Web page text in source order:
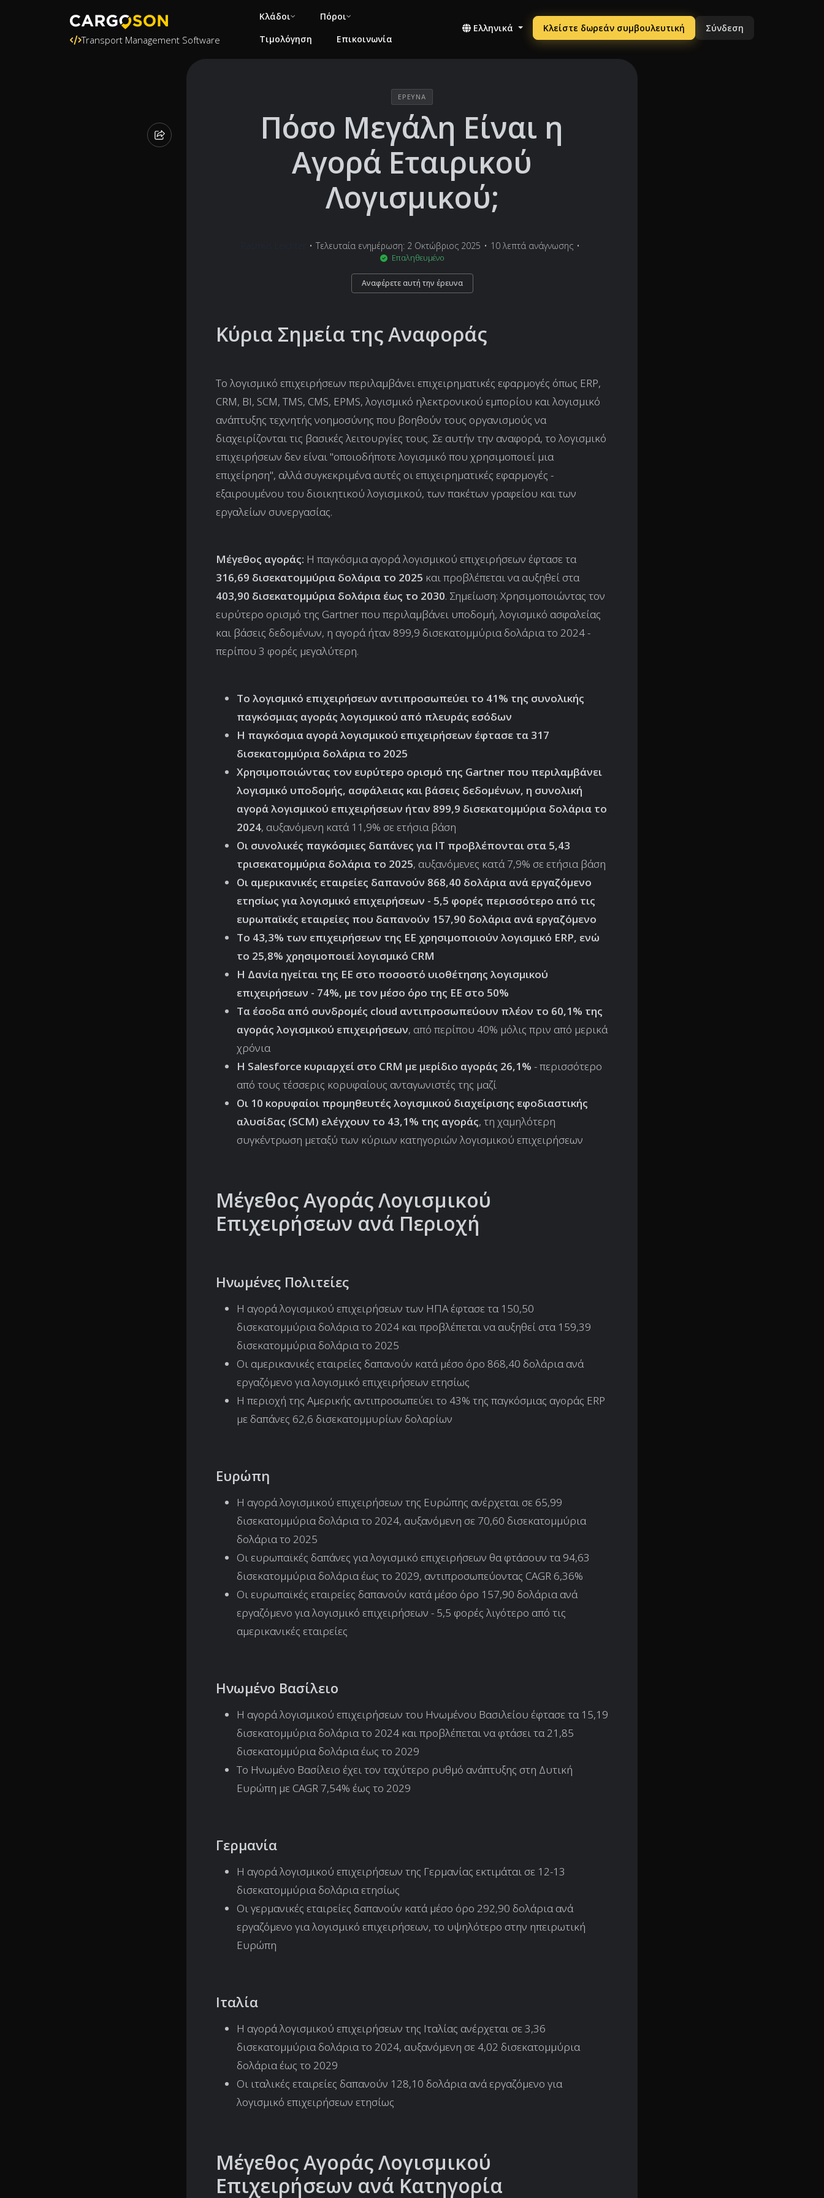
Transport Management Software
Κλάδοι
Πόροι
Τιμολόγηση
Επικοινωνία
Ελληνικά Κλείστε δωρεάν συμβουλευτική Σύνδεση
ΈΡΕΥΝΑ
Πόσο Μεγάλη Είναι η
Αγορά Εταιρικού
Λογισμικού;
• Τελευταία ενημέρωση: 2 Οκτώβριος 2025 • 10 λεπτά ανάγνωσης •
Επαληθευμένο
Αναφέρετε αυτή την έρευνα
Κύρια Σημεία της Αναφοράς
Το λογισμικό επιχειρήσεων περιλαμβάνει επιχειρηματικές εφαρμογές όπως ERP,
CRM, BI, SCM, TMS, CMS, EPMS, λογισμικό ηλεκτρονικού εμπορίου και λογισμικό
ανάπτυξης τεχνητής νοημοσύνης που βοηθούν τους οργανισμούς να
διαχειρίζονται τις βασικές λειτουργίες τους. Σε αυτήν την αναφορά, το λογισμικό
επιχειρήσεων δεν είναι "οποιοδήποτε λογισμικό που χρησιμοποιεί μια
επιχείρηση", αλλά συγκεκριμένα αυτές οι επιχειρηματικές εφαρμογές -
εξαιρουμένου του διοικητικού λογισμικού, των πακέτων γραφείου και των
εργαλείων συνεργασίας.
Μέγεθος αγοράς: Η παγκόσμια αγορά λογισμικού επιχειρήσεων έφτασε τα
316,69 δισεκατομμύρια δολάρια το 2025 και προβλέπεται να αυξηθεί στα
403,90 δισεκατομμύρια δολάρια έως το 2030. Σημείωση: Χρησιμοποιώντας τον
ευρύτερο ορισμό της Gartner που περιλαμβάνει υποδομή, λογισμικό ασφαλείας
και βάσεις δεδομένων, η αγορά ήταν 899,9 δισεκατομμύρια δολάρια το 2024 -
περίπου 3 φορές μεγαλύτερη.
Το λογισμικό επιχειρήσεων αντιπροσωπεύει το 41% της συνολικής
παγκόσμιας αγοράς λογισμικού από πλευράς εσόδων
Η παγκόσμια αγορά λογισμικού επιχειρήσεων έφτασε τα 317
δισεκατομμύρια δολάρια το 2025
Χρησιμοποιώντας τον ευρύτερο ορισμό της Gartner που περιλαμβάνει
λογισμικό υποδομής, ασφάλειας και βάσεις δεδομένων, η συνολική
αγορά λογισμικού επιχειρήσεων ήταν 899,9 δισεκατομμύρια δολάρια το
2024, αυξανόμενη κατά 11,9% σε ετήσια βάση
Οι συνολικές παγκόσμιες δαπάνες για IT προβλέπονται στα 5,43
τρισεκατομμύρια δολάρια το 2025, αυξανόμενες κατά 7,9% σε ετήσια βάση
Οι αμερικανικές εταιρείες δαπανούν 868,40 δολάρια ανά εργαζόμενο
ετησίως για λογισμικό επιχειρήσεων - 5,5 φορές περισσότερο από τις
ευρωπαϊκές εταιρείες που δαπανούν 157,90 δολάρια ανά εργαζόμενο
Το 43,3% των επιχειρήσεων της ΕΕ χρησιμοποιούν λογισμικό ERP, ενώ
το 25,8% χρησιμοποιεί λογισμικό CRM
Η Δανία ηγείται της ΕΕ στο ποσοστό υιοθέτησης λογισμικού
επιχειρήσεων - 74%, με τον μέσο όρο της ΕΕ στο 50%
Τα έσοδα από συνδρομές cloud αντιπροσωπεύουν πλέον το 60,1% της
αγοράς λογισμικού επιχειρήσεων, από περίπου 40% μόλις πριν από μερικά
χρόνια
Η Salesforce κυριαρχεί στο CRM με μερίδιο αγοράς 26,1% - περισσότερο
από τους τέσσερις κορυφαίους ανταγωνιστές της μαζί
Οι 10 κορυφαίοι προμηθευτές λογισμικού διαχείρισης εφοδιαστικής
αλυσίδας (SCM) ελέγχουν το 43,1% της αγοράς, τη χαμηλότερη
συγκέντρωση μεταξύ των κύριων κατηγοριών λογισμικού επιχειρήσεων
Μέγεθος Αγοράς Λογισμικού
Επιχειρήσεων ανά Περιοχή
Ηνωμένες Πολιτείες
Η αγορά λογισμικού επιχειρήσεων των ΗΠΑ έφτασε τα 150,50
δισεκατομμύρια δολάρια το 2024 και προβλέπεται να αυξηθεί στα 159,39
δισεκατομμύρια δολάρια το 2025
Οι αμερικανικές εταιρείες δαπανούν κατά μέσο όρο 868,40 δολάρια ανά
εργαζόμενο για λογισμικό επιχειρήσεων ετησίως
Η περιοχή της Αμερικής αντιπροσωπεύει το 43% της παγκόσμιας αγοράς ERP
με δαπάνες 62,6 δισεκατομμυρίων δολαρίων
Ευρώπη
Η αγορά λογισμικού επιχειρήσεων της Ευρώπης ανέρχεται σε 65,99
δισεκατομμύρια δολάρια το 2024, αυξανόμενη σε 70,60 δισεκατομμύρια
δολάρια το 2025
Οι ευρωπαϊκές δαπάνες για λογισμικό επιχειρήσεων θα φτάσουν τα 94,63
δισεκατομμύρια δολάρια έως το 2029, αντιπροσωπεύοντας CAGR 6,36%
Οι ευρωπαϊκές εταιρείες δαπανούν κατά μέσο όρο 157,90 δολάρια ανά
εργαζόμενο για λογισμικό επιχειρήσεων - 5,5 φορές λιγότερο από τις
αμερικανικές εταιρείες
Ηνωμένο Βασίλειο
Η αγορά λογισμικού επιχειρήσεων του Ηνωμένου Βασιλείου έφτασε τα 15,19
δισεκατομμύρια δολάρια το 2024 και προβλέπεται να φτάσει τα 21,85
δισεκατομμύρια δολάρια έως το 2029
Το Ηνωμένο Βασίλειο έχει τον ταχύτερο ρυθμό ανάπτυξης στη Δυτική
Ευρώπη με CAGR 7,54% έως το 2029
Γερμανία
Η αγορά λογισμικού επιχειρήσεων της Γερμανίας εκτιμάται σε 12-13
δισεκατομμύρια δολάρια ετησίως
Οι γερμανικές εταιρείες δαπανούν κατά μέσο όρο 292,90 δολάρια ανά
εργαζόμενο για λογισμικό επιχειρήσεων, το υψηλότερο στην ηπειρωτική
Ευρώπη
Ιταλία
Η αγορά λογισμικού επιχειρήσεων της Ιταλίας ανέρχεται σε 3,36
δισεκατομμύρια δολάρια το 2024, αυξανόμενη σε 4,02 δισεκατομμύρια
δολάρια έως το 2029
Οι ιταλικές εταιρείες δαπανούν 128,10 δολάρια ανά εργαζόμενο για
λογισμικό επιχειρήσεων ετησίως
Μέγεθος Αγοράς Λογισμικού
Επιχειρήσεων ανά Κατηγορία